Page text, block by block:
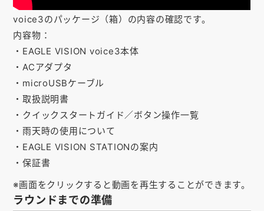
お知らせ
お問い合わせ
公式オンラインショップ
voice3のパッケージ（箱）の内容の確認です。
内容物：
・EAGLE VISION voice3本体
・ACアダプタ
・microUSBケーブル
・取扱説明書
・クイックスタートガイド／ボタン操作一覧
・雨天時の使用について
・EAGLE VISION STATIONの案内
・保証書
※画面をクリックすると動画を再生することができます。
ラウンドまでの準備